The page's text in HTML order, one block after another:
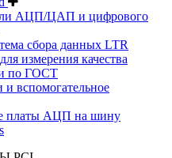
АЦП/ЦАП и цифрового
сбора данных LTR
измерения качества
по ГОСТ
и вспомогательное
платы АЦП на шину